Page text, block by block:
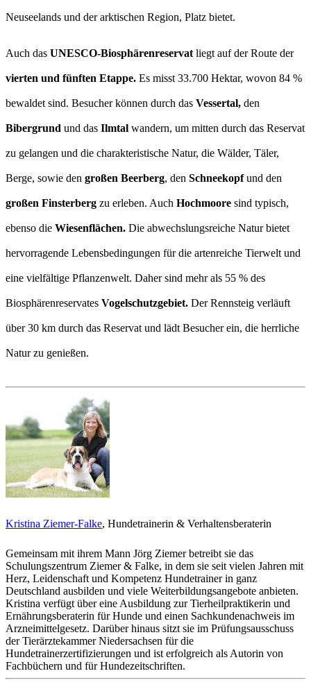
Neuseelands und der arktischen Region, Platz bietet.
Auch das UNESCO-Biosphärenreservat liegt auf der Route der
vierten und fünften Etappe. Es misst 33.700 Hektar, wovon 84 %
bewaldet sind. Besucher können durch das Vessertal, den
Bibergrund und das Ilmtal wandern, um mitten durch das Reservat
zu gelangen und die charakteristische Natur, die Wälder, Täler,
Berge, sowie den großen Beerberg, den Schneekopfund den
großen Finsterberg zu erleben. Auch Hochmoore sind typisch,
ebenso die Wiesenflächen. Die abwechslungsreiche Natur bietet
hervorragende Lebensbedingungen für die artenreiche Tierwelt und
eine vielfältige Pflanzenwelt. Daher sind mehr als 55 % des
Biosphärenreservates Vogelschutzgebiet. Der Rennsteig verläuft
über 30 km durch das Reservat und lädt Besucher ein, die herrliche
Natur zu genießen.
Kristina Ziemer-Falke, Hundetrainerin & Verhaltensberaterin
Gemeinsam mit ihrem Mann Jörg Ziemer betreibt sie das
Schulungszentrum Ziemer & Falke, in dem sie seit vielen Jahren mit
Herz, Leidenschaft und Kompetenz Hundetrainer in ganz
Deutschland ausbilden und viele Weiterbildungsangebote anbieten.
Kristina verfügt über eine Ausbildung zur Tierheilpraktikerin und
Ernährungsberaterin für Hunde und einen Sachkundenachweis im
Arzneimittelgesetz. Darüber hinaus sitzt sie im Prüfungsausschuss
der Tierärztekammer Niedersachsen für die
Hundetrainerzertifizierungen und ist erfolgreich als Autorin von
Fachbüchern und für Hundezeitschriften.